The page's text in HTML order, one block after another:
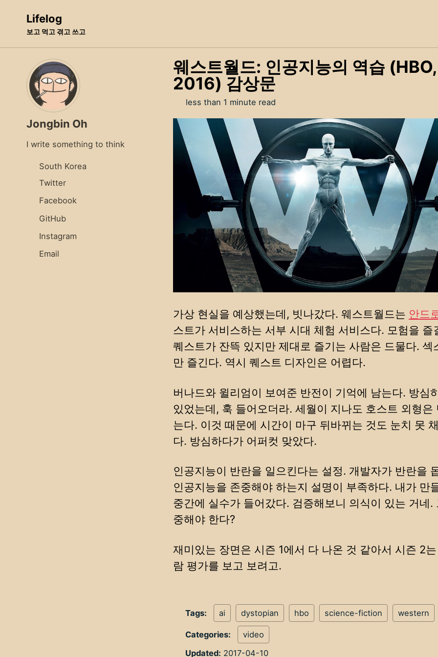
navigation
Lifelog
보고 먹고 겪고 쓰고
Jongbin Oh
I write something to think
South Korea
Twitter
Facebook
GitHub
Instagram
Email
웨스트월드: 인공지능의 역습 (HBO,
2016) 감상문
less than 1 minute read
가상 현실을 예상했는데, 빗나갔다. 웨스트월드는 안드
스트가 서비스하는 서부 시대 체험 서비스다. 모험을 즐
퀘스트가 잔뜩 있지만 제대로 즐기는 사람은 드물다. 섹
만 즐긴다. 역시 퀘스트 디자인은 어렵다.
버나드와 윌리엄이 보여준 반전이 기억에 남는다. 방심
있었는데, 훅 들어오더라. 세월이 지나도 호스트 외형은
는다. 이것 때문에 시간이 마구 뒤바뀌는 것도 눈치 못
다. 방심하다가 어퍼컷 맞았다.
인공지능이 반란을 일으킨다는 설정. 개발자가 반란을
인공지능을 존중해야 하는지 설명이 부족하다. 내가 만
중간에 실수가 들어갔다. 검증해보니 의식이 있는 거네.
중해야 한다?
재미있는 장면은 시즌 1에서 다 나온 것 같아서 시즌 2
람 평가를 보고 보려고.
Tags: ai dystopian hbo science-fiction western
Categories:
video
Updated: 2017-04-10